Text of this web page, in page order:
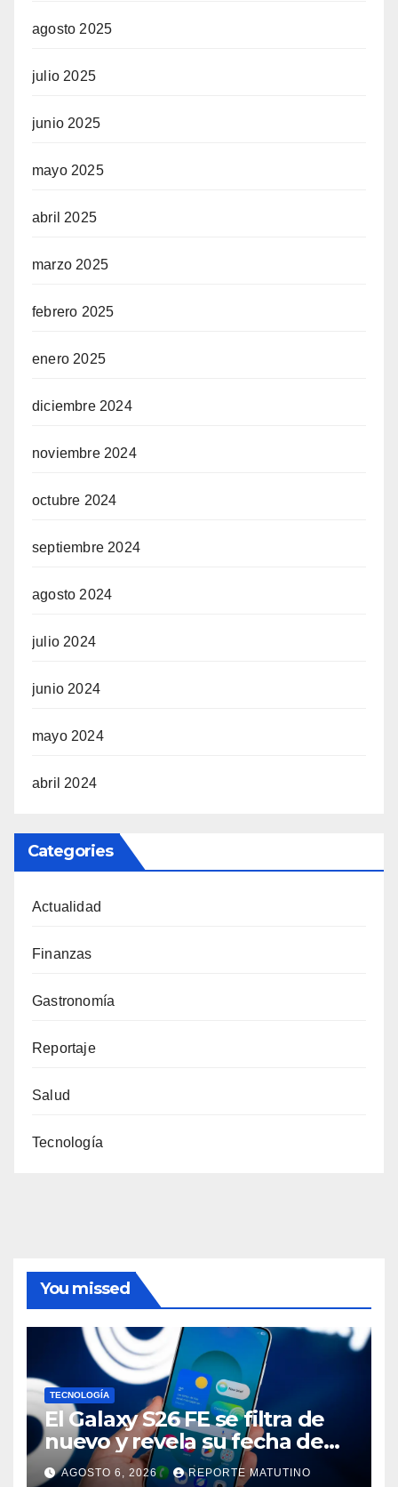
agosto 2025
julio 2025
junio 2025
mayo 2025
abril 2025
marzo 2025
febrero 2025
enero 2025
diciembre 2024
noviembre 2024
octubre 2024
septiembre 2024
agosto 2024
julio 2024
junio 2024
mayo 2024
abril 2024
Categories
Actualidad
Finanzas
Gastronomía
Reportaje
Salud
Tecnología
You missed
TECNOLOGÍA
El Galaxy S26 FE se filtra de
nuevo y revela su fecha de
lanzamiento
AGOSTO 6, 2026 REPORTE MATUTINO